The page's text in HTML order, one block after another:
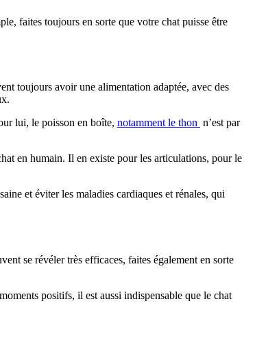
faites toujours en sorte que votre chat puisse être
toujours avoir une alimentation adaptée, avec des
lui, le poisson en boîte, notamment le thon n’est par
en humain. Il en existe pour les articulations, pour le
et éviter les maladies cardiaques et rénales, qui
se révéler très efficaces, faites également en sorte
positifs, il est aussi indispensable que le chat